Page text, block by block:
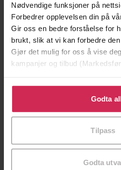
Nødvendige funksjoner på
Forbedrer opplevelsen din på
Gir oss en bedre forståelse for
brukt, slik at vi kan forbedre
Gjør det mulig for oss å vise
kampanjer og tilbud
Klikk på «Godta alle» for å gi
bruke cookies for alle disse
tilpasse ditt samtykke til
Godta
Tilpass
Godta
Forbudt lidenskap
Kitty Summers